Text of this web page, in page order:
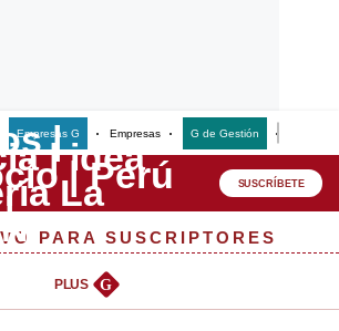
Empresas G Empresas G de Gestión
SUSCRÍBETE
PARA SUSCRIPTORES
PLUS G